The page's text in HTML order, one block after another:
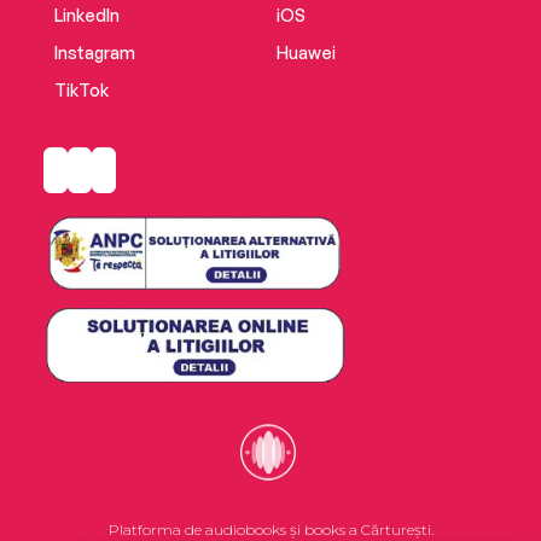
LinkedIn
Instagram
TikTok
iOS
Huawei
Platforma de audiobooks și books a Cărturești.